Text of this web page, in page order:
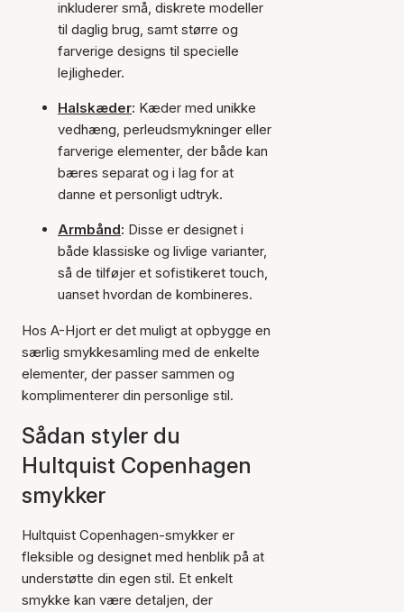
inkluderer små, diskrete modeller
til daglig brug, samt større og
farverige designs til specielle
lejligheder.
Halskæder: Kæder med unikke
vedhæng, perleudsmykninger eller
farverige elementer, der både kan
bæres separat og i lag for at
danne et personligt udtryk.
Armbånd: Disse er designet i
både klassiske og livlige varianter,
så de tilføjer et sofistikeret touch,
uanset hvordan de kombineres.
Hos A-Hjort er det muligt at opbygge en
særlig smykkesamling med de enkelte
elementer, der passer sammen og
komplimenterer din personlige stil.
Sådan styler du
Hultquist Copenhagen
smykker
Hultquist Copenhagen-smykker er
fleksible og designet med henblik på at
understøtte din egen stil. Et enkelt
smykke kan være detaljen, der